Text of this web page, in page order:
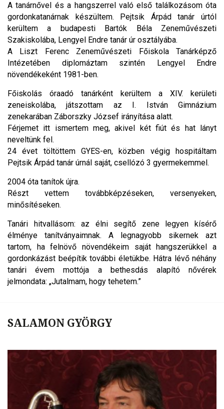
A tanárnővel és a hangszerrel való első találkozásom óta
gordonkatanárnak készültem. Pejtsik Árpád tanár úrtól
kerültem a budapesti Bartók Béla Zeneművészeti
Szakiskolába, Lengyel Endre tanár úr osztályába.
A Liszt Ferenc Zeneművészeti Főiskola Tanárképző
Intézetében diplomáztam szintén Lengyel Endre
növendékeként 1981-ben.
Főiskolás óraadó tanárként kerültem a XIV. kerületi
zeneiskolába, játszottam az I. István Gimnázium
zenekarában Záborszky József irányítása alatt.
Férjemet itt ismertem meg, akivel két fiút és hat lányt
neveltünk fel.
24 évet töltöttem GYES-en, közben végig hospitáltam
Pejtsik Árpád tanár úrnál saját, csellózó 3 gyermekemmel.
2004 óta tanítok újra.
Részt vettem továbbképzéseken, versenyeken,
minősítéseken.
Tanári hitvallásom: az élni segítő zene legyen kísérő
élménye tanítványaimnak. A legnagyobb sikernek azt
tartom, ha felnövő növendékeim saját hangszerükkel a
gordonkázást beépítik további életükbe. Hátra lévő néhány
tanári évem mottója a bethesdás alapító nővérek
jelmondata: „Jutalmam, hogy tehetem.”
SALAMON GYÖRGY